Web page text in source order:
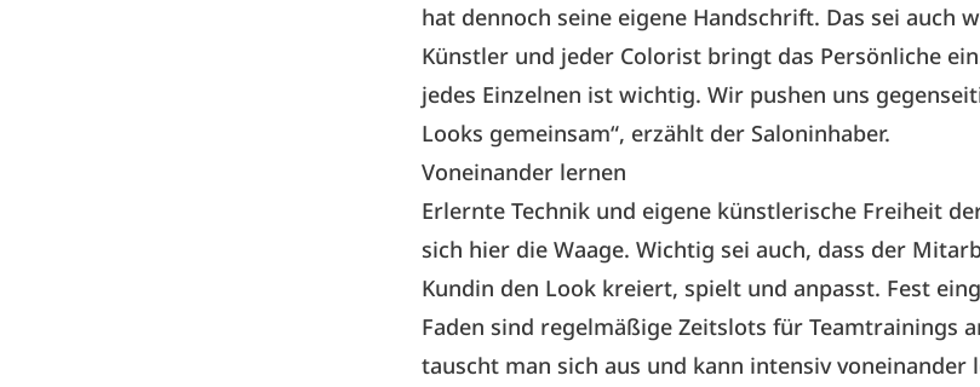
hat dennoch seine eigene Handschrift. Das sei auch
Künstler und jeder Colorist bringt das Persönliche
jedes Einzelnen ist wichtig. Wir pushen uns
Looks gemeinsam“, erzählt der Saloninhaber.
Voneinander lernen
Erlernte Technik und eigene künstlerische Freiheit
sich hier die Waage. Wichtig sei auch, dass der
Kundin den Look kreiert, spielt und anpasst. Fest
Faden sind regelmäßige Zeitslots für Teamtrainings
tauscht man sich aus und kann intensiv voneinander